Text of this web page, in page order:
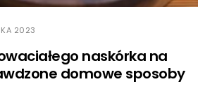
2023
naskórka na
domowe sposoby